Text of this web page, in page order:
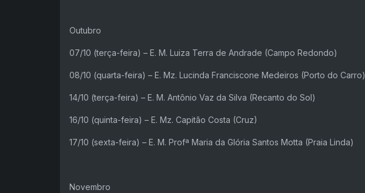
Outubro
07/10 (terça-feira) – E. M. Luiza Terra de Andrade (Campo Redondo)
08/10 (quarta-feira) – E. Mz. Lucinda Franciscone Medeiros (Porto do Carro)
14/10 (terça-feira) – E. M. Antônio Vaz da Silva (Recanto do Sol)
16/10 (quinta-feira) – E. Mz. Capitão Costa (Cruz)
17/10 (sexta-feira) – E. M. Profª Maria da Glória Santos Motta (Praia Linda)
Novembro